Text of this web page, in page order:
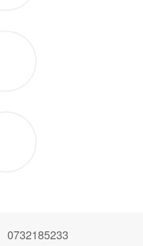
0732185233